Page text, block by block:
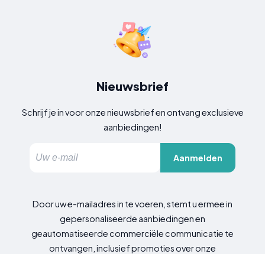
Nieuwsbrief
Schrijf je in voor onze nieuwsbrief en ontvang exclusieve
aanbiedingen!
Aanmelden
Door uw e-mailadres in te voeren, stemt u ermee in
gepersonaliseerde aanbiedingen en
geautomatiseerde commerciële communicatie te
ontvangen, inclusief promoties over onze